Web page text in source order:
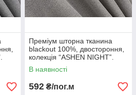
Преміум шторна тканина
blackout 100%, двостороння,
колекція “ASHEN NIGHT”.
Колір бежево-сірий. Код
1850ш
В наявності
592 ₴/пог.м